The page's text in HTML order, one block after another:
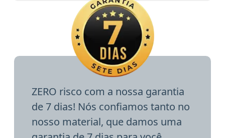
ZERO risco com a nossa garantia
de 7 dias! Nós confiamos tanto no
nosso material, que damos uma